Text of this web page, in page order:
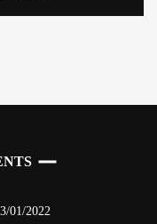
01/2022